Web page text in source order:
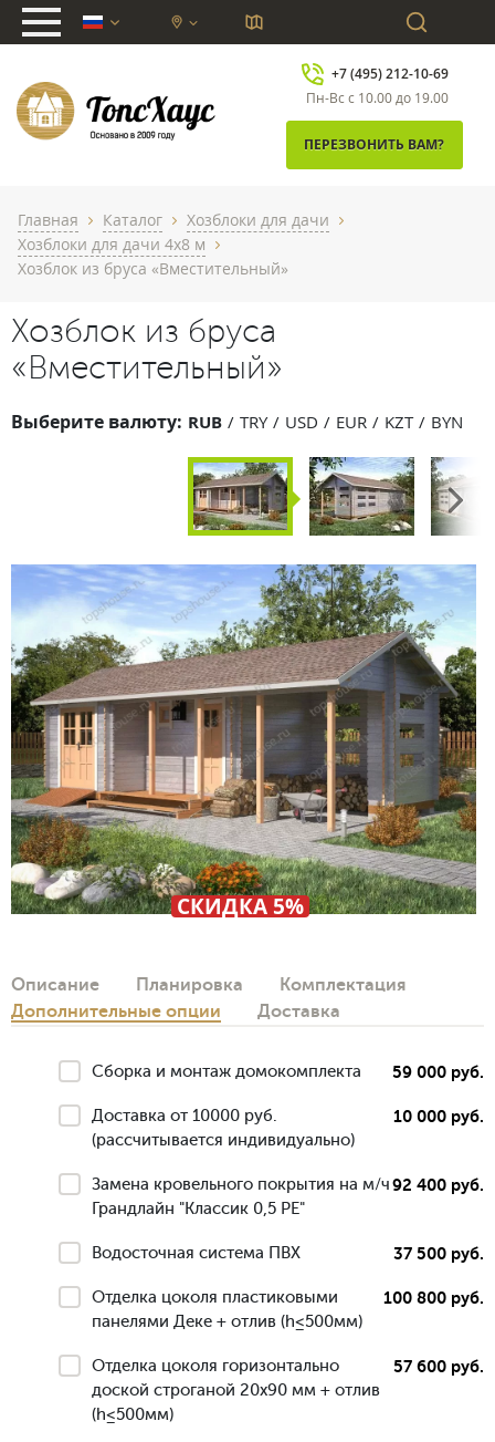
chevron_down
+7 (495) 212-10-69
Пн-Вс с 10.00 до 19.00
ПЕРЕЗВОНИТЬ ВАМ?
Главная chevron_right Каталог chevron_right Хозблоки для дачи chevron_right
Хозблоки для дачи 4х8 м chevron_right
Хозблок из бруса «Вместительный»
Хозблок из бруса
«Вместительный»
Выберите валюту: RUB TRY USD EUR KZT BYN
Next
СКИДКА 5%
Описание Планировка
Комплектация
Дополнительные опции
Доставка
Сборка и монтаж домокомплекта 59 000 руб.
Доставка от 10000 руб.
(рассчитывается индивидуально)
10 000 руб.
Замена кровельного покрытия на м/ч
Грандлайн "Классик 0,5 РЕ"
92 400 руб.
Водосточная система ПВХ 37 500 руб.
Отделка цоколя пластиковыми
панелями Деке + отлив (h≤500мм)
100 800 руб.
Отделка цоколя горизонтально
доской строганой 20х90 мм + отлив
(h≤500мм)
57 600 руб.